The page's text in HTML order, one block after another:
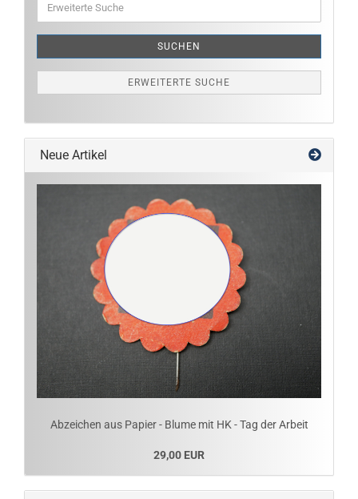
Suche
SUCHEN
ERWEITERTE SUCHE
Neue Artikel
Abzeichen aus Papier - Blume mit HK - Tag der Arbeit
29,00 EUR